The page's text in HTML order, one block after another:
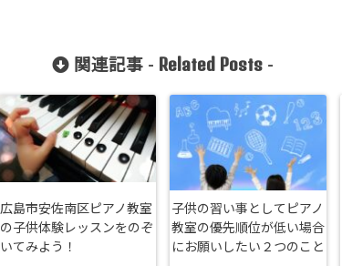
関連記事 - Related Posts-
広島市安佐南区ピアノ教室
の子供体験レッスンをのぞ
いてみよう！
子供の習い事としてピアノ
教室の優先順位が低い場合
にお願いしたい２つのこと